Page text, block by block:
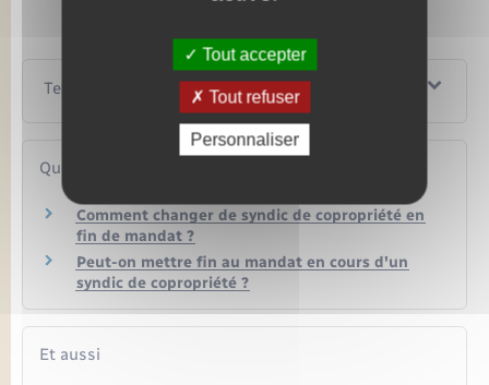
Textes de référence
Questions ? Réponses !
Comment changer de syndic de copropriété en
fin de mandat ?
Peut-on mettre fin au mandat en cours d'un
syndic de copropriété ?
Et aussi
Tout accepter
Tout refuser
Personnaliser